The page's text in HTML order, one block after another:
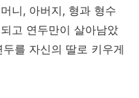
니, 아버지, 형과 형수
고 연두만이 살아남았
를 자신의 딸로 키우게